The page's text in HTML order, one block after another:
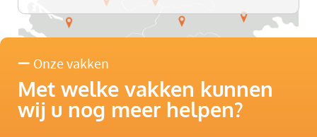
Onze vakken
Met welke vakken kunnen
wij u nog meer helpen?